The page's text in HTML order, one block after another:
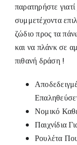
παρατηρήστε
συμμετέχοντα
ζώδιο προς τα
και να πλάνκ σε
πιθανή δράση !
Νομικό
Παιχνίδια
Ρουλέτα